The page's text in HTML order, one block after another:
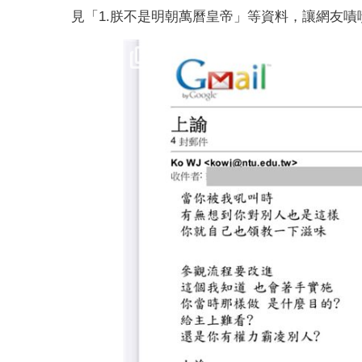
見「1.朕不是明朝萬曆皇帝」等資料，讓網友嘖